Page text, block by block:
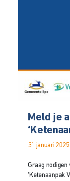
Meld je
31 januari 2025
Graag
‘Ketenaanpak